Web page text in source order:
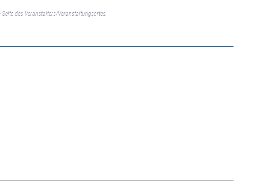
des Veranstalters/Veranstaltungsortes.